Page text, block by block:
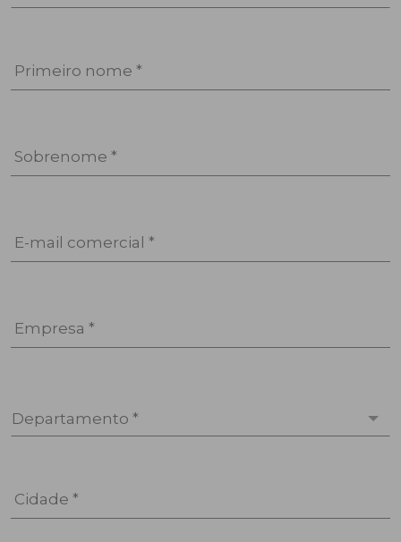
Primeiro nome *
Sobrenome *
E-mail comercial *
Empresa *
Departamento *
Cidade *